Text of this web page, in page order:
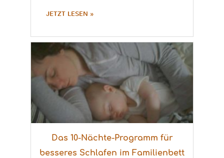
JETZT LESEN »
Das 10-Nächte-Programm für
besseres Schlafen im Familienbett